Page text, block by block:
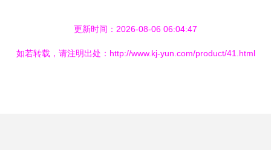
更新时间：2026-08-06 06:04:47
如若转载，请注明出处：http://www.kj-yun.com/product/41.html